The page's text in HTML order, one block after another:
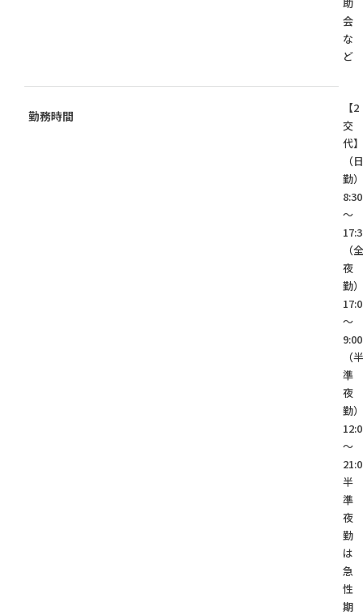
助
会
な
ど
勤務時間
【2
交
代】
勤
8:30
～
（全
夜
勤
～
9:00
（半
準
夜
勤）
～
半
準
夜
勤
は
急
性
期